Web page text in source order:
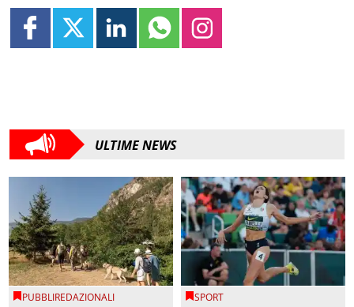
ULTIME NEWS
PUBBLIREDAZIONALI SPORT